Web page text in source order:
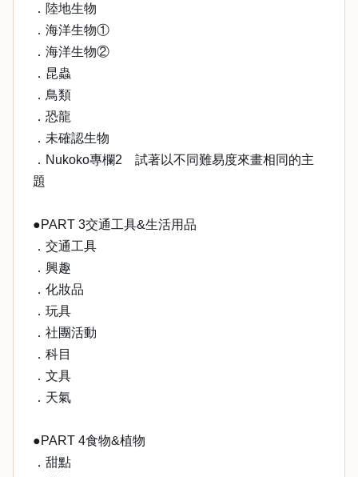
．陸地生物
．海洋生物①
．海洋生物②
．昆蟲
．鳥類
．恐龍
．未確認生物
．Nukoko專欄2 試著以不同難易度來畫相同的主
題
●PART 3交通工具&生活用品
．交通工具
．興趣
．化妝品
．玩具
．社團活動
．科目
．文具
．天氣
●PART 4食物&植物
．甜點